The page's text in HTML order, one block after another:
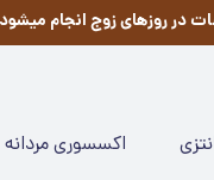
در روزهای زوج انجام میشود
اکسسوری مردانه